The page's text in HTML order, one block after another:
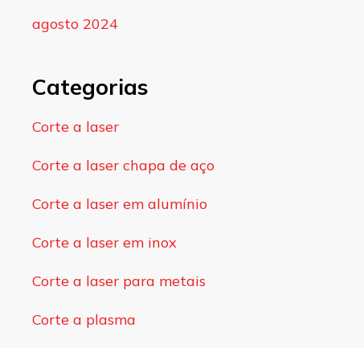
agosto 2024
Categorias
Corte a laser
Corte a laser chapa de aço
Corte a laser em alumínio
Corte a laser em inox
Corte a laser para metais
Corte a plasma